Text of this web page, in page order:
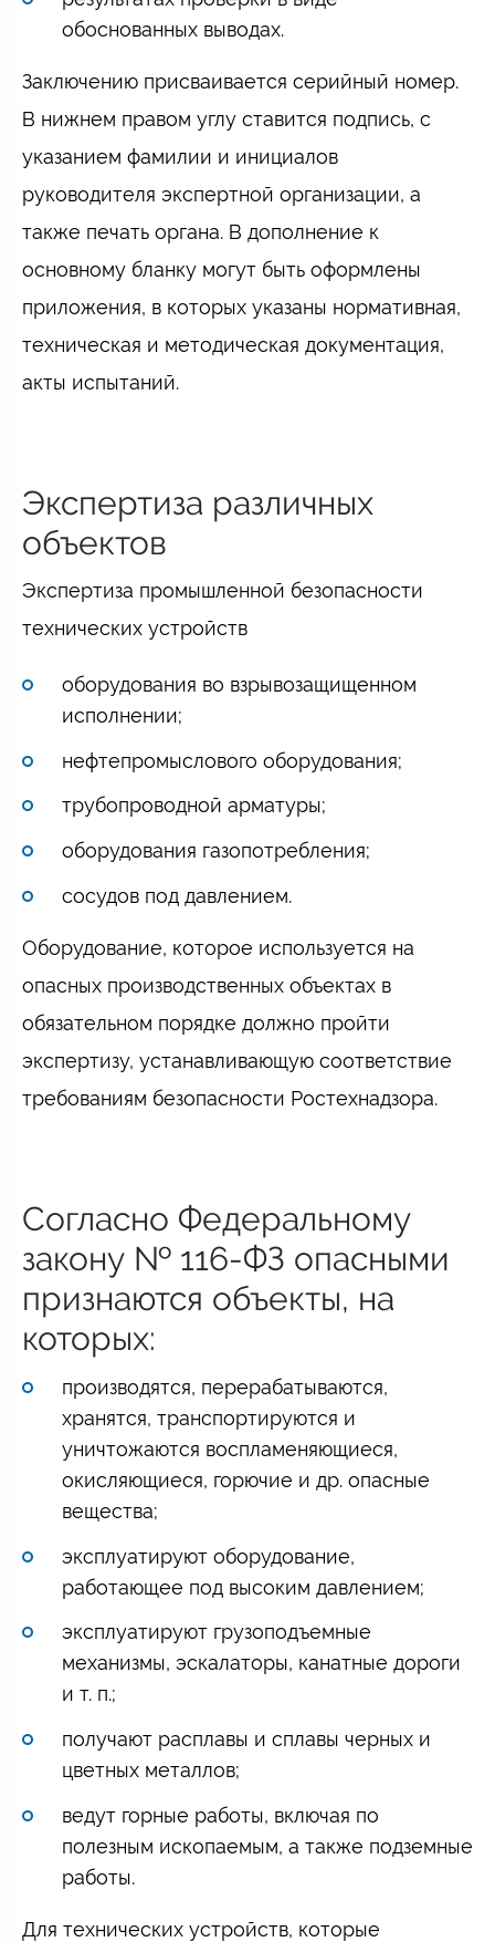
обоснованных выводах.
Заключению присваивается серийный номер.
В нижнем правом углу ставится подпись, с
указанием фамилии и инициалов
руководителя экспертной организации, а
также печать органа. В дополнение к
основному бланку могут быть оформлены
приложения, в которых указаны нормативная,
техническая и методическая документация,
акты испытаний.
Экспертиза различных
объектов
Экспертиза промышленной безопасности
технических устройств
оборудования во взрывозащищенном
исполнении;
нефтепромыслового оборудования;
трубопроводной арматуры;
оборудования газопотребления;
сосудов под давлением.
Оборудование, которое используется на
опасных производственных объектах в
обязательном порядке должно пройти
экспертизу, устанавливающую соответствие
требованиям безопасности Ростехнадзора.
Согласно Федеральному
закону № 116-ФЗ опасными
признаются объекты, на
которых:
производятся, перерабатываются,
хранятся, транспортируются и
уничтожаются воспламеняющиеся,
окисляющиеся, горючие и др. опасные
вещества;
эксплуатируют оборудование,
работающее под высоким давлением;
эксплуатируют грузоподъемные
механизмы, эскалаторы, канатные дороги
и т. п.;
получают расплавы и сплавы черных и
цветных металлов;
ведут горные работы, включая по
полезным ископаемым, а также подземные
работы.
Для технических устройств, которые